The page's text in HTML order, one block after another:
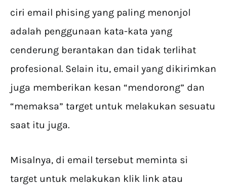
ciri email phising yang paling menonjol
adalah penggunaan kata-kata yang
cenderung berantakan dan tidak terlihat
profesional. Selain itu, email yang dikirimkan
juga memberikan kesan “mendorong” dan
“memaksa” target untuk melakukan sesuatu
saat itu juga.
Misalnya, di email tersebut meminta si
target untuk melakukan klik link atau